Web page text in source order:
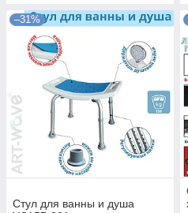
–31%
Стул для ванны и душа